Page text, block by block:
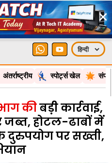
×
अंतर्राष्ट्रीय स्पोर्ट्स खेल
कीबड़ी कार्रवाई,
होटल-ढाबों में
पर सख्ती,